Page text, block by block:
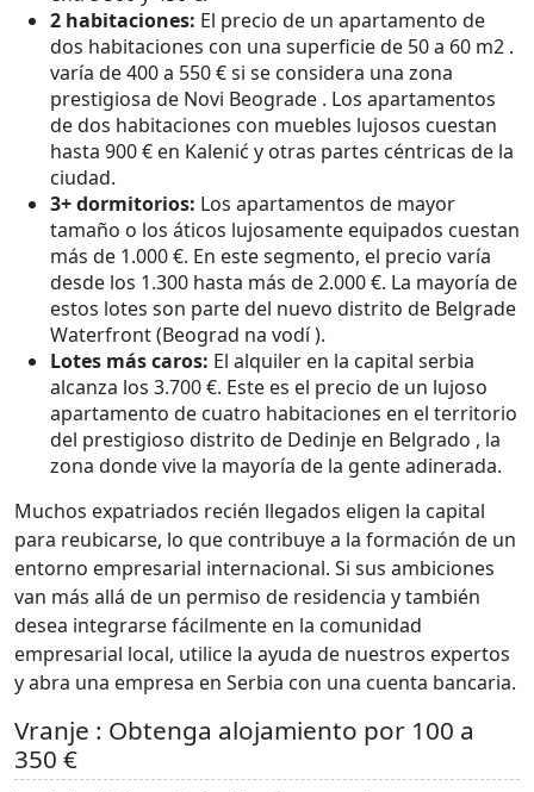
2 habitaciones: El precio de un apartamento de
dos habitaciones con una superficie de 50 a 60 m2 .
varía de 400 a 550 € si se considera una zona
prestigiosa de Novi Beograde . Los apartamentos
de dos habitaciones con muebles lujosos cuestan
hasta 900 € en Kalenić y otras partes céntricas de la
ciudad.
3+ dormitorios: Los apartamentos de mayor
tamaño o los áticos lujosamente equipados cuestan
más de 1.000 €. En este segmento, el precio varía
desde los 1.300 hasta más de 2.000 €. La mayoría de
estos lotes son parte del nuevo distrito de Belgrade
Waterfront (Beograd na vodí ).
Lotes más caros: El alquiler en la capital serbia
alcanza los 3.700 €. Este es el precio de un lujoso
apartamento de cuatro habitaciones en el territorio
del prestigioso distrito de Dedinje en Belgrado , la
zona donde vive la mayoría de la gente adinerada.
Muchos expatriados recién llegados eligen la capital
para reubicarse, lo que contribuye a la formación de un
entorno empresarial internacional. Si sus ambiciones
van más allá de un permiso de residencia y también
desea integrarse fácilmente en la comunidad
empresarial local, utilice la ayuda de nuestros expertos
y abra una empresa en Serbia con una cuenta bancaria.
Vranje : Obtenga alojamiento por 100 a
350 €